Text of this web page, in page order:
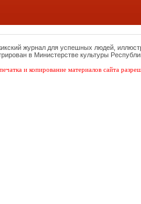
журнал для успешных людей,
в Министерстве культуры
и копирование материалов сайта